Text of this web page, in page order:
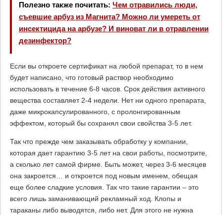
Полезно также почитать: Чем отравились люди,
съевшие арбуз из Магнита? Можно ли умереть от
инсектицида на арбузе? И виноват ли в отравлении
дезинфектор?
Если вы откроете сертификат на любой препарат, то в нем
будет написано, что готовый раствор необходимо
использовать в течение 6-8 часов. Срок действия активного
вещества составляет 2-4 недели. Нет ни одного препарата,
даже микрокапсулированного, с пролонгированным
эффектом, который бы сохранял свои свойства 3-5 лет.
Так что прежде чем заказывать обработку у компании,
которая дает гарантию 3-5 лет на свои работы, посмотрите,
а сколько лет самой фирме. Быть может, через 3-6 месяцев
она закроется… и откроется под новым именем, обещая
еще более сладкие условия. Так что такие гарантии – это
всего лишь заманивающий рекламный ход. Клопы и
тараканы либо выводятся, либо нет. Для этого не нужна